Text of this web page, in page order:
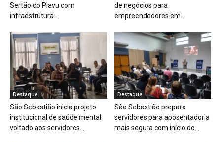
Sertão do Piavu com
infraestrutura...
de negócios para
empreendedores em...
Destaque
São Sebastião inicia projeto
institucional de saúde mental
voltado aos servidores...
Destaque
São Sebastião prepara
servidores para aposentadoria
mais segura com início do...